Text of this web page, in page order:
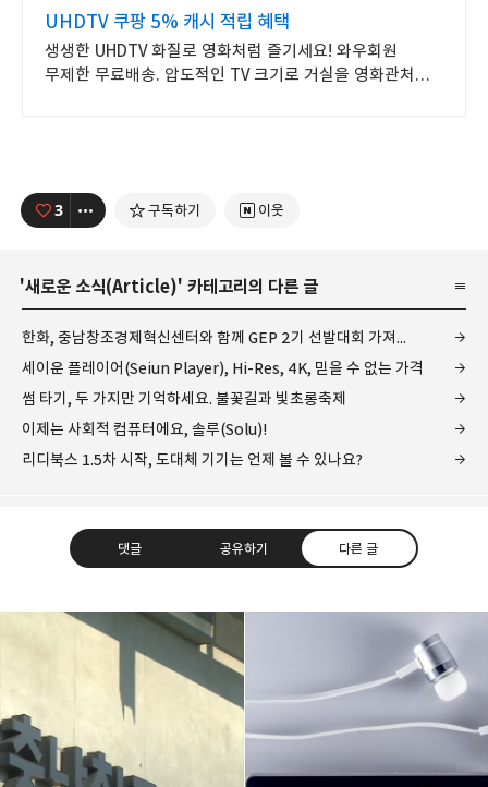
UHDTV 쿠팡 5% 캐시 적립 혜택
생생한 UHDTV 화질로 영화처럼 즐기세요! 와우회원
무제한 무료배송. 압도적인 TV 크기로 거실을 영화관처럼!
3 구독하기 이웃
'새로운 소식(Article)' 카테고리의 다른 글
한화, 충남창조경제혁신센터와 함께 GEP 2기 선발대회 가져...
세이운 플레이어(Seiun Player), Hi-Res, 4K, 믿을 수 없는 가격
썸 타기, 두 가지만 기억하세요. 불꽃길과 빛초롱축제
이제는 사회적 컴퓨터에요, 솔루(Solu)!
리디북스 1.5차 시작, 도대체 기기는 언제 볼 수 있나요?
댓글 공유하기 다른 글
레이니아
다방면의 깊은 관심과 얕은 이해도를 갖춘 보편적
비주류이자 진화하는 영원한 주변인.
구독하기
트위터